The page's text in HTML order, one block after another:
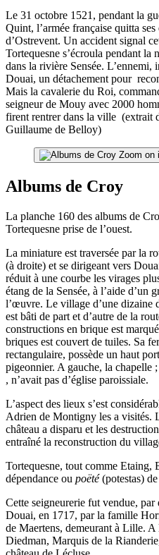
Le 31 octobre 1521, pendant la
Quint, l’armée française quitta
d’Ostrevent. Un accident signal
Tortequesne s’écroula pendant la
dans la rivière Sensée. L’ennemi,
Douai, un détachement pour
Mais la cavalerie du Roi,
seigneur de Mouy avec 2000
firent rentrer dans la ville (extrait
Guillaume de Belloy)
Zoom on
Albums de Croy
La planche 160 des albums de
Tortequesne prise de l’ouest.
La miniature est traversée par la
(à droite) et se dirigeant vers
réduit à une courbe les virages
étang de la Sensée, à l’aide d’un
l’œuvre. Le village d’une dizaine
est bâti de part et d’autre de la
constructions en brique est
briques est couvert de tuiles. Sa
rectangulaire, possède un haut
pigeonnier. A gauche, la chapelle
, n’avait pas d’église paroissiale.
L’aspect des lieux s’est
Adrien de Montigny les a visités.
château a disparu et les
entraîné la reconstruction du
Tortequesne, tout comme Etaing,
dépendance ou poëté(potestas)
Cette seigneurerie fut vendue, par
Douai, en 1717, par la famille
de Maertens, demeurant à Lille.
Diedman, Marquis de la